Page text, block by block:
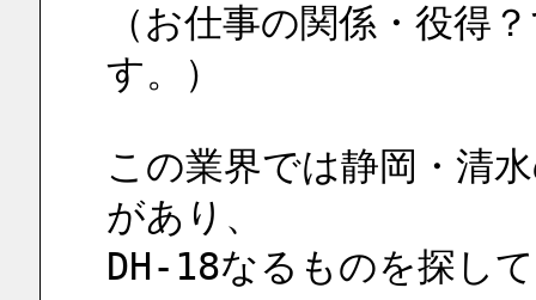
（お仕事の関係・役得
す。）
この業界では静岡・清
があり、
DH-18なるものを探し